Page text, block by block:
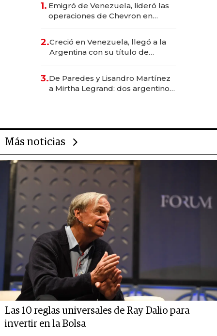
1. Emigró de Venezuela, lideró las
operaciones de Chevron en
2.Creció en Venezuela, llegó a la
Argentina con su título de
las marcas "fast premium"
3.De Paredes y Lisandro Martínez
a Mirtha Legrand: dos argentinos
Más noticias
Las 10 reglas universales de Ray Dalio para
invertir en la Bolsa